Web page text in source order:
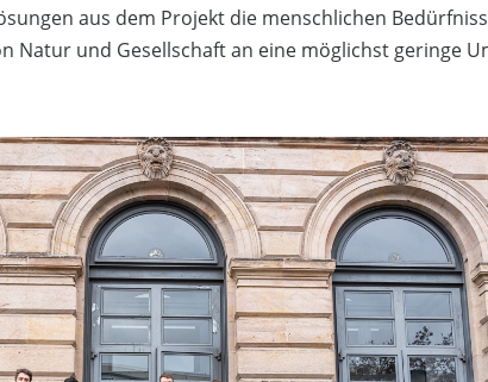
aus dem Projekt die menschlichen
Natur und Gesellschaft an eine möglichst geringe